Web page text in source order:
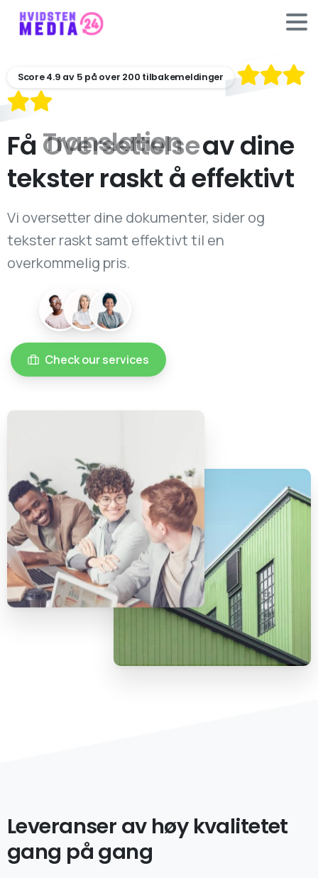
Score 4.9 av 5 på over 200 tilbakemeldinger
Få Oversettelseav dine
tekster raskt å effektivt
Vi oversetter dine dokumenter, sider og
tekster raskt samt effektivt til en
overkommelig pris.
Check our services
Leveranser av høy kvalitetet
gang på gang